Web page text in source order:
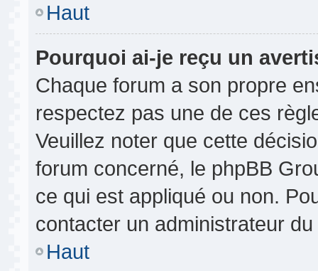
Haut
Pourquoi ai-je reçu un
Chaque forum a son propre
respectez pas une de ces
Veuillez noter que cette
forum concerné, le phpBB
ce qui est appliqué ou non.
contacter un administrateur
Haut